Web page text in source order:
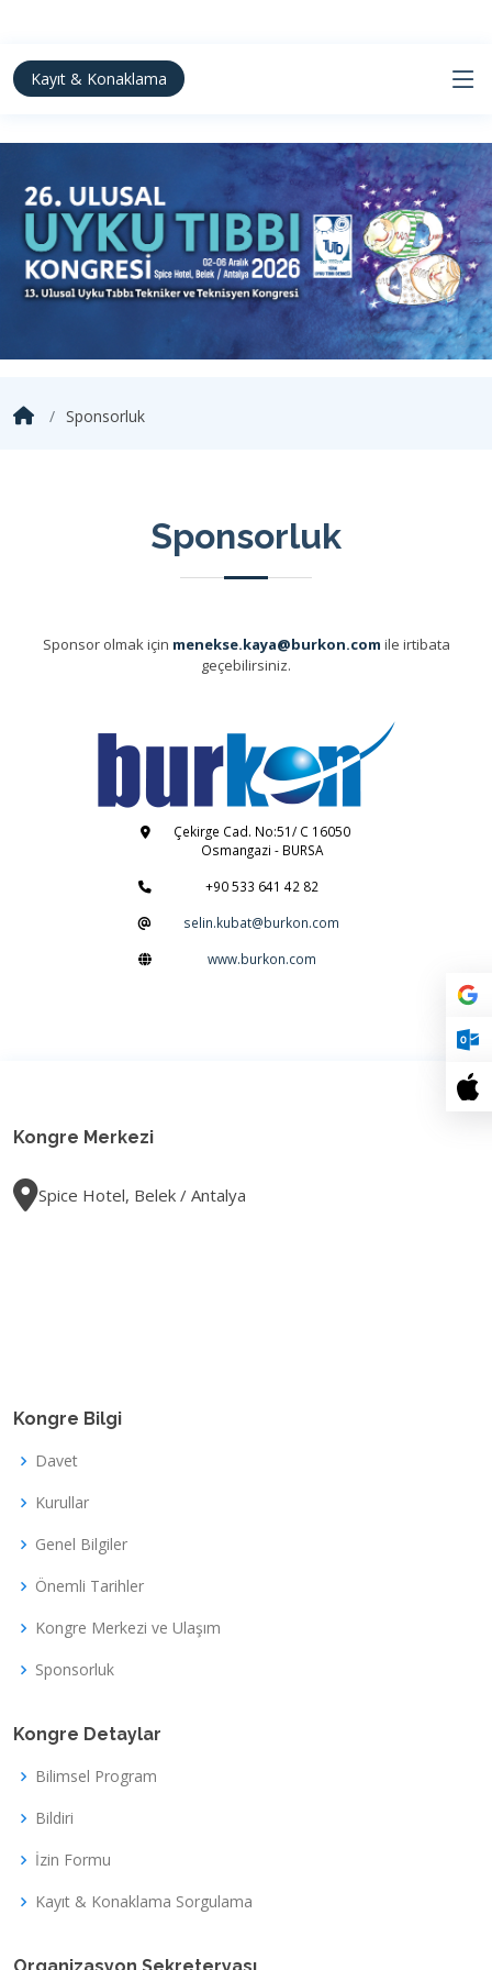
Kayıt & Konaklama
Sponsorluk
Sponsorluk
Sponsor olmak için menekse.kaya@burkon.com ile irtibata
geçebilirsiniz.
Çekirge Cad. No:51/ C 16050
Osmangazi - BURSA
+90 533 641 42 82
selin.kubat@burkon.com
www.burkon.com
Kongre Merkezi
Spice Hotel, Belek / Antalya
Kongre Bilgi
Davet
Kurullar
Genel Bilgiler
Önemli Tarihler
Kongre Merkezi ve Ulaşım
Sponsorluk
Kongre Detaylar
Bilimsel Program
Bildiri
İzin Formu
Kayıt & Konaklama Sorgulama